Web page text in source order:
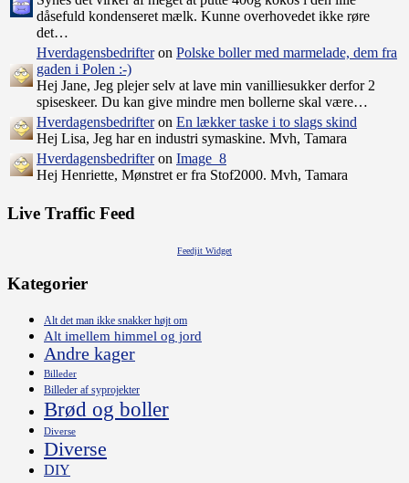
dåsefuld kondenseret mælk. Kunne overhovedet ikke røre
det…
Hverdagensbedrifteron Polske boller med marmelade, dem fra
gaden i Polen :-)
Hej Jane, Jeg plejer selv at lave min vanilliesukker derfor 2
spiseskeer. Du kan give mindre men bollerne skal være…
Hverdagensbedrifteron En lækker taske i to slags skind
Hej Lisa, Jeg har en industri symaskine. Mvh, Tamara
Hverdagensbedrifteron Image_8
Hej Henriette, Mønstret er fra Stof2000. Mvh, Tamara
Live Traffic Feed
Feedjit Widget
Kategorier
Alt det man ikke snakker højt om
Alt imellem himmel og jord
Andre kager
Billeder
Billeder af syprojekter
Brød og boller
Diverse
Diverse
DIY